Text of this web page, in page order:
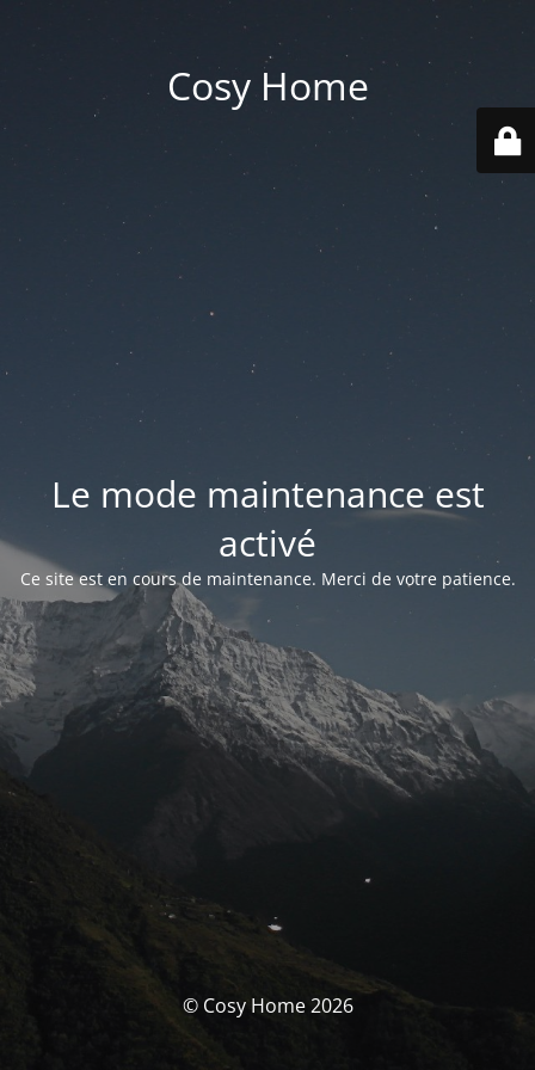
Cosy Home
Le mode maintenance est
activé
Ce site est en cours de maintenance. Merci de votre patience.
© Cosy Home 2026